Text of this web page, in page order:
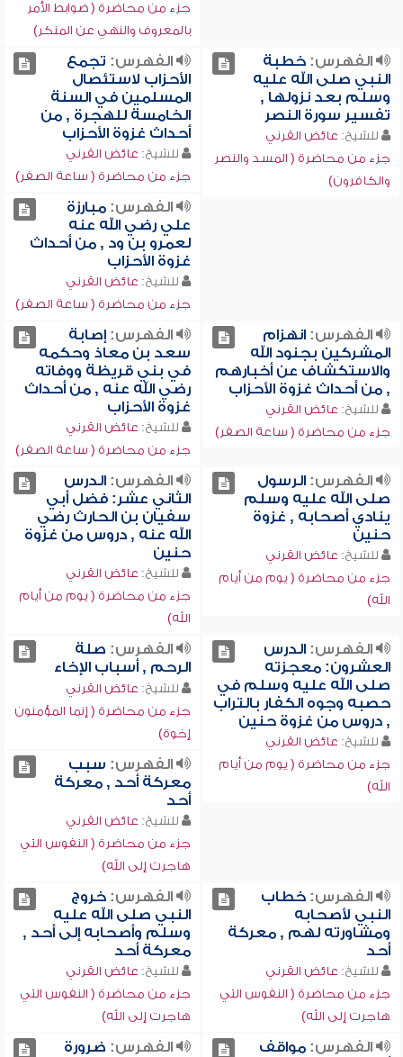
جزء من محاضرة ( ضوابط الأمر
بالمعروف والنهي عن المنكر)
الفهرس:خطبة
النبي صلى الله عليه
وسلم بعد نزولها ,
تفسير سورة النصر
للشيخ: عائض القرني
جزء من محاضرة ( المسد والنصر
والكافرون)
الفهرس: تجمع
الأحزاب لاستئصال
المسلمين في السنة
الخامسة للهجرة , من
أحداث غزوة الأحزاب
للشيخ: عائض القرني
جزء من محاضرة ( ساعة الصفر)
الفهرس:مبارزة
علي رضي الله عنه
لعمرو بن ود , من أحداث
غزوة الأحزاب
للشيخ: عائض القرني
جزء من محاضرة ( ساعة الصفر)
الفهرس:انهزام
المشركين بجنود الله
والاستكشاف عن أخبارهم
, من أحداث غزوة الأحزاب
للشيخ: عائض القرني
جزء من محاضرة ( ساعة الصفر)
الفهرس:إصابة
سعد بن معاذ وحكمه
في بني قريظة ووفاته
رضي الله عنه , من أحداث
غزوة الأحزاب
للشيخ: عائض القرني
جزء من محاضرة ( ساعة الصفر)
الفهرس:الرسول
صلى الله عليه وسلم
ينادي أصحابه , غزوة
حنين
للشيخ: عائض القرني
جزء من محاضرة ( يوم من أيام
الله)
الفهرس:الدرس
الثاني عشر: فضل أبي
سفيان بن الحارث رضي
الله عنه , دروس من غزوة
حنين
للشيخ: عائض القرني
جزء من محاضرة ( يوم من أيام
الله)
الفهرس:الدرس
العشرون: معجزته
صلى الله عليه وسلم في
حصبه وجوه الكفار بالتراب
, دروس من غزوة حنين
للشيخ: عائض القرني
جزء من محاضرة ( يوم من أيام
الله)
الفهرس: صلة
الرحم , أسباب الإخاء
للشيخ: عائض القرني
جزء من محاضرة ( إنما المؤمنون
إخوة)
الفهرس: سبب
معركة أحد , معركة
أحد
للشيخ: عائض القرني
جزء من محاضرة ( النفوس التي
هاجرت إلى الله)
الفهرس:خطاب
النبي لأصحابه
ومشاورته لهم , معركة
أحد
للشيخ: عائض القرني
جزء من محاضرة ( النفوس التي
هاجرت إلى الله)
الفهرس:خروج
النبي صلى الله عليه
وسلم وأصحابه إلى أحد ,
معركة أحد
للشيخ: عائض القرني
جزء من محاضرة ( النفوس التي
هاجرت إلى الله)
الفهرس:مواقف الفهرس: ضرورة